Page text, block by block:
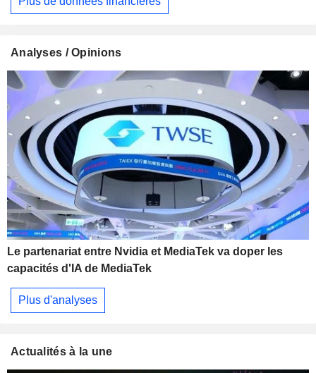
Analyses / Opinions
Le partenariat entre Nvidia et MediaTek va doper les
capacités d'IA de MediaTek
Plus d'analyses
Actualités à la une